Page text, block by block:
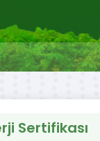
Sertifikası